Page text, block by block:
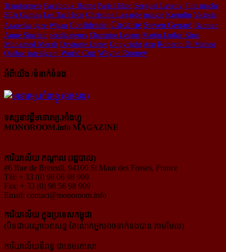
Transformers Facebook Home Paris Hilton Sergueï Lavrov Fille moche
SEA Games Lee Tae Hoon Christine Lagarde maison Kremlin Victoria
Azarenka tigre Wigan Confidentiel Cocaine Steven Gerrard Batman
Anne Sinclair prédicateurs Champios League Martin Luther King
Mohamed Merah Devinette khmer Copyright App Roberto Di Matteo
Québec intelligent World Cup Wayne Rooney
អំពីយើង /ទំនាក់ទំនង
ទស្សនាវដ្ដីមនោរម្យ.អាំងហ្វូ
MONOROOM.info MAGAZINE
ការិយាល័យ កណ្ដាល (រដ្ឋបាល)
#6 Rue de Breteuil, 94100 St Maur des Fosses, France
Tél: + 33 (0) 98 06 98 909
Fax: + 33 (0) 98 56 98 909
Email: contact@monoroom.info
ការិយាល័យ ក្នុង​ប្រទេស​កម្ពុជា
(បិទជាបណ្ដោះអាសន្ន តែលោកអ្នកអាចទាក់ទងបាន តាមមែល)
ការិយាល័យនិពន្ធ ជាខេមរភាសា